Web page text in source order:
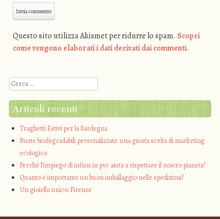
Questo sito utilizza Akismet per ridurre lo spam. Scopri
come vengono elaborati i dati derivati dai commenti.
Cerca
Articoli recenti
Traghetti Estivi per la Sardegna
Buste biodegradabili personalizzate: una giusta scelta di marketing
ecologico
Perchè l’impiego di infissi in pvc aiuta a rispettare il nostro pianeta?
Quanto è importante un buon imballaggio nelle spedizioni?
Un gioiello unico: Firenze